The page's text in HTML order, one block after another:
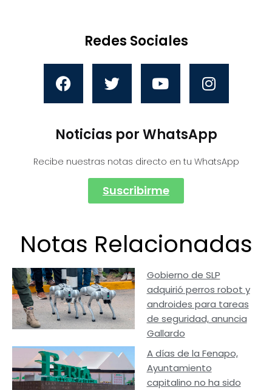
Redes Sociales
Noticias por WhatsApp
Recibe nuestras notas directo en tu WhatsApp
Suscribirme
Notas Relacionadas
Gobierno de SLP
adquirió perros robot y
androides para tareas
de seguridad, anuncia
Gallardo
A días de la Fenapo,
Ayuntamiento
capitalino no ha sido